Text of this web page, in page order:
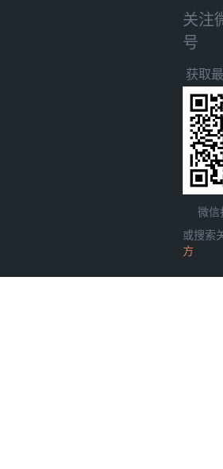
关注
号
获取
微信
或搜索
方